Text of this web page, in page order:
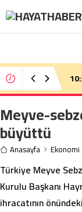
Meyve-
büyüttü
Anasayfa Ekonomi
Türkiye Meyve
Kurulu Başkanı
ihracatının